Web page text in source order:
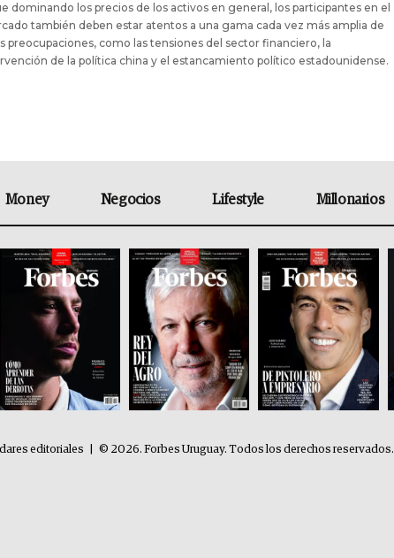
dominando los precios de los activos en general, los participantes en el
también deben estar atentos a una gama cada vez más amplia de
preocupaciones, como las tensiones del sector financiero, la
de la política china y el estancamiento político estadounidense.
Money Negocios Lifestyle Millonarios
editoriales © 2026. Forbes Uruguay. Todos los derechos reservados.